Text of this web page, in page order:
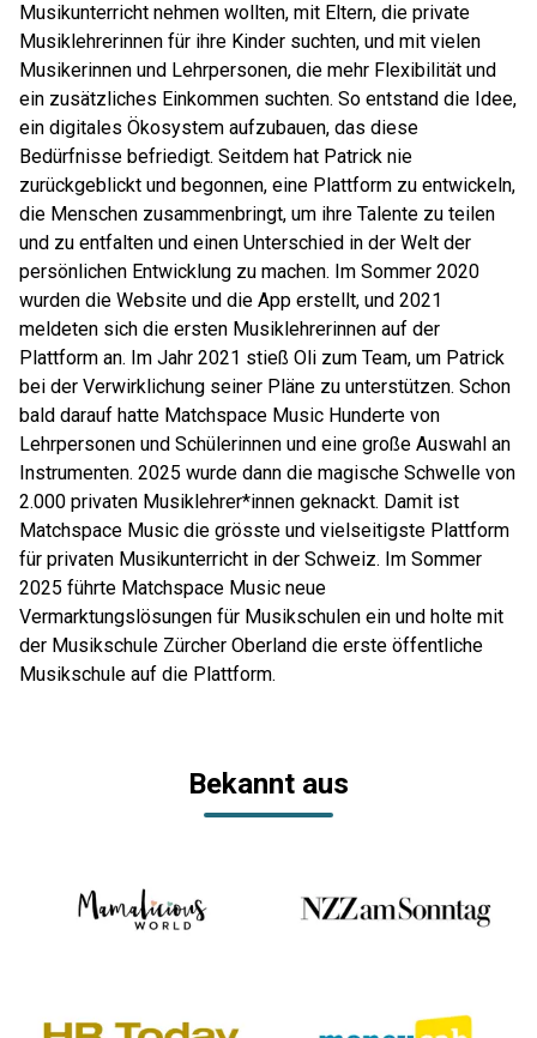
Musikunterricht nehmen wollten, mit Eltern, die private
Musiklehrerinnen für ihre Kinder suchten, und mit vielen
Musikerinnen und Lehrpersonen, die mehr Flexibilität und
ein zusätzliches Einkommen suchten. So entstand die Idee,
ein digitales Ökosystem aufzubauen, das diese
Bedürfnisse befriedigt. Seitdem hat Patrick nie
zurückgeblickt und begonnen, eine Plattform zu entwickeln,
die Menschen zusammenbringt, um ihre Talente zu teilen
und zu entfalten und einen Unterschied in der Welt der
persönlichen Entwicklung zu machen. Im Sommer 2020
wurden die Website und die App erstellt, und 2021
meldeten sich die ersten Musiklehrerinnen auf der
Plattform an. Im Jahr 2021 stieß Oli zum Team, um Patrick
bei der Verwirklichung seiner Pläne zu unterstützen. Schon
bald darauf hatte Matchspace Music Hunderte von
Lehrpersonen und Schülerinnen und eine große Auswahl an
Instrumenten. 2025 wurde dann die magische Schwelle von
2.000 privaten Musiklehrer*innen geknackt. Damit ist
Matchspace Music die grösste und vielseitigste Plattform
für privaten Musikunterricht in der Schweiz. Im Sommer
2025 führte Matchspace Music neue
Vermarktungslösungen für Musikschulen ein und holte mit
der Musikschule Zürcher Oberland die erste öffentliche
Musikschule auf die Plattform.
Bekannt aus